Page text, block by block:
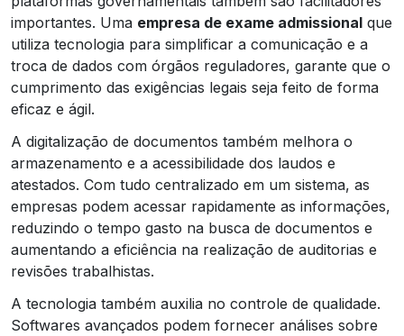
importantes. Uma empresa de exame admissional que
utiliza tecnologia para simplificar a comunicação e a
troca de dados com órgãos reguladores, garante que o
cumprimento das exigências legais seja feito de forma
eficaz e ágil.
A digitalização de documentos também melhora o
armazenamento e a acessibilidade dos laudos e
atestados. Com tudo centralizado em um sistema, as
empresas podem acessar rapidamente as informações,
reduzindo o tempo gasto na busca de documentos e
aumentando a eficiência na realização de auditorias e
revisões trabalhistas.
A tecnologia também auxilia no controle de qualidade.
Softwares avançados podem fornecer análises sobre